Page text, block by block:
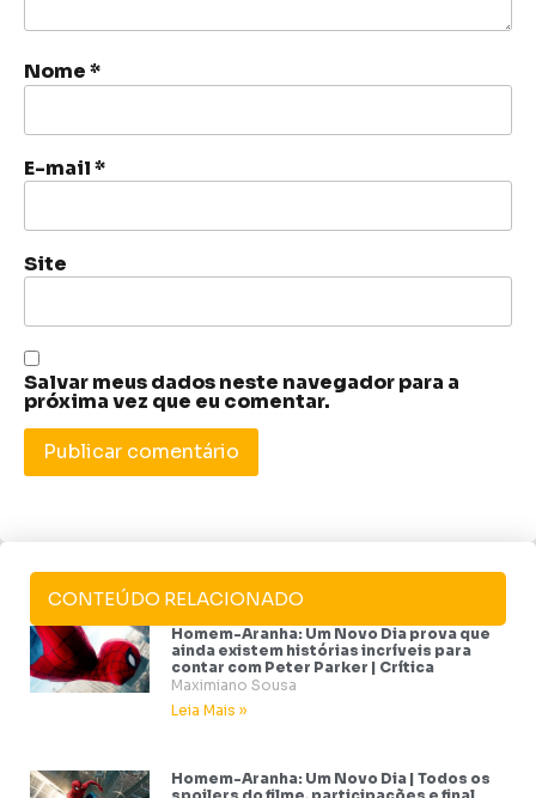
Nome*
E-mail*
Site
Salvar meus dados neste navegador para a
próxima vez que eu comentar.
CONTEÚDO RELACIONADO
Homem-Aranha: Um Novo Dia prova que
ainda existem histórias incríveis para
contar com Peter Parker | Crítica
Maximiano Sousa
Leia Mais »
Homem-Aranha: Um Novo Dia | Todos os